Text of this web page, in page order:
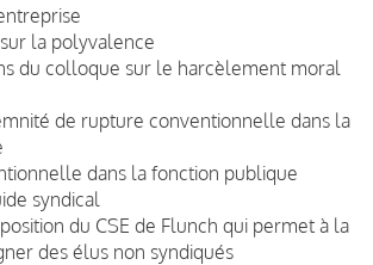
sur la polyvalence
du colloque sur le harcèlement moral
de rupture conventionnelle dans la
dans la fonction publique
syndical
du CSE de Flunch qui permet à la
des élus non syndiqués